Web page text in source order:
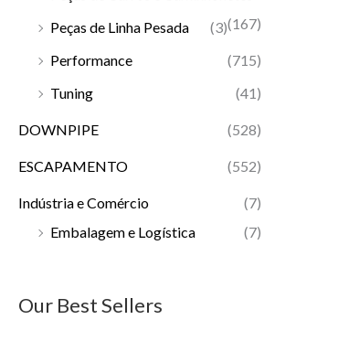
(167)
Peças de Linha Pesada
(3)
Performance
(715)
Tuning
(41)
DOWNPIPE (528)
ESCAPAMENTO (552)
Indústria e Comércio
(7)
Embalagem e Logística
(7)
Our Best Sellers